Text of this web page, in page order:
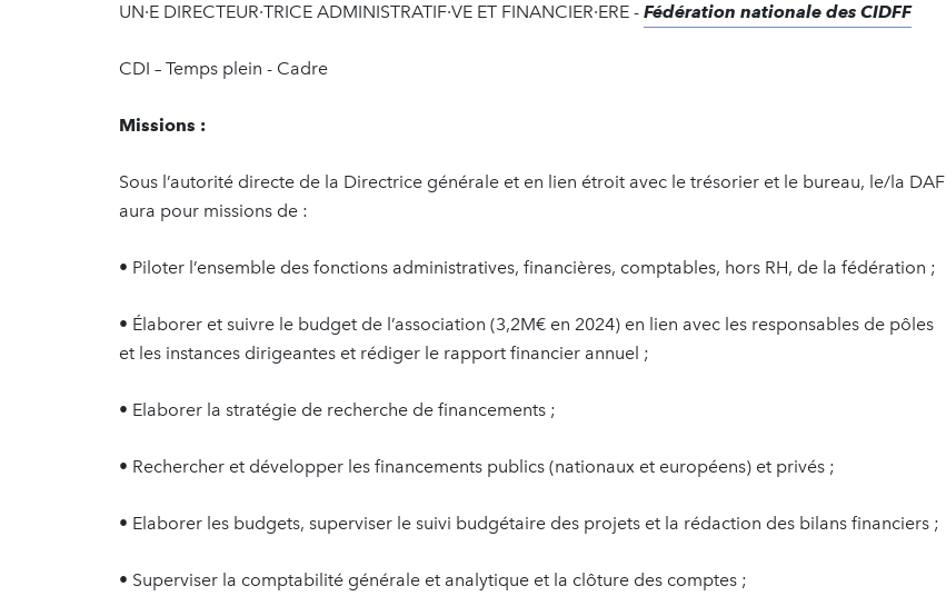
UN·E DIRECTEUR·TRICE ADMINISTRATIF·VE ET FINANCIER·ERE - Fédération nationale des CIDFF
CDI – Temps plein - Cadre
Missions :
Sous l’autorité directe de la Directrice générale et en lien étroit avec le trésorier et le bureau, le/la DAF
aura pour missions de :
• Piloter l’ensemble des fonctions administratives, financières, comptables, hors RH, de la fédération ;
• Élaborer et suivre le budget de l’association (3,2M€ en 2024) en lien avec les responsables de pôles
et les instances dirigeantes et rédiger le rapport financier annuel ;
• Elaborer la stratégie de recherche de financements ;
• Rechercher et développer les financements publics (nationaux et européens) et privés ;
• Elaborer les budgets, superviser le suivi budgétaire des projets et la rédaction des bilans financiers ;
• Superviser la comptabilité générale et analytique et la clôture des comptes ;